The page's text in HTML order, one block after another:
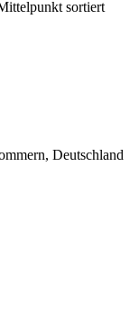
sortiert
Deutschland